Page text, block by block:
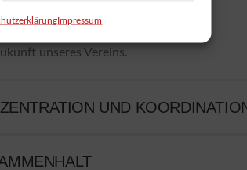
Impressum
unseres Vereins.
UND KOORDINATION